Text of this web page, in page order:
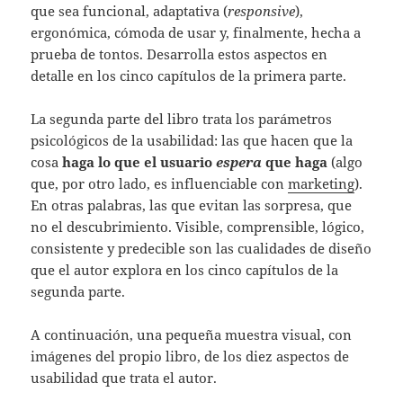
que sea funcional, adaptativa (responsive),
ergonómica, cómoda de usar y, finalmente, hecha a
prueba de tontos. Desarrolla estos aspectos en
detalle en los cinco capítulos de la primera parte.
La segunda parte del libro trata los parámetros
psicológicos de la usabilidad: las que hacen que la
cosahaga lo que el usuarioespera que haga (algo
que, por otro lado, es influenciable conmarketing).
En otras palabras, las que evitan las sorpresa, que
no el descubrimiento. Visible, comprensible, lógico,
consistente y predecible son las cualidades de diseño
que el autor explora en los cinco capítulos de la
segunda parte.
A continuación, una pequeña muestra visual, con
imágenes del propio libro, de los diez aspectos de
usabilidad que trata el autor.